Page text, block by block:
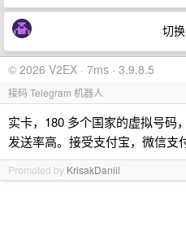
切
© 2026 V2EX · 7ms · 3.9.8.5
接码 Telegram 机器人
实卡，180 多个国家的虚拟号码
发送率高。接受支付宝，微信支
Promoted by KrisakDaniil